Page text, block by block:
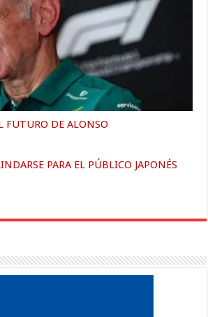
FUTURO DE ALONSO
PARA EL PÚBLICO JAPONÉS